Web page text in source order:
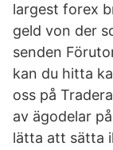
largest forex
geld von der
senden
kan du hitta
oss på
av ägodelar
lätta att sätta